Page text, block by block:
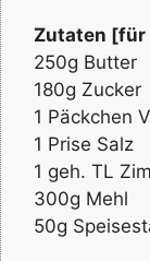
Zutaten [für
250g Butter
180g Zucker
1 Päckchen
1 Prise Salz
1 geh. TL
300g Mehl
50g